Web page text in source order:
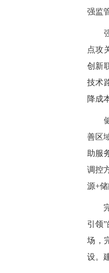
强监
强
点攻
创新
技术
降成
健
善区
助服
调控
源+
完
引领
场，
设。